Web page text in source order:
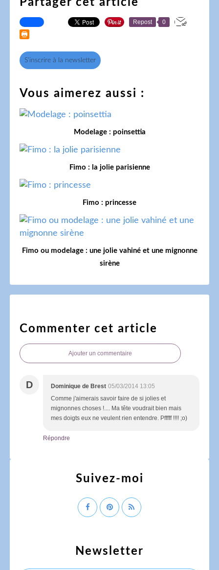
Repost 0
S'inscrire à la newsletter
Vous aimerez aussi :
Modelage : poinsettia
Fimo : la jolie parisienne
Fimo : princesse
Fimo ou modelage : une jolie vahiné et une mignonne
sirène
Commenter cet article
Ajouter un commentaire
D Dominique de Brest 05/03/2014 13:05
Comme j'aimerais savoir faire de si jolies et
mignonnes choses !.... Ma tête voudrait bien mais
mes doigts eux ne veulent rien entendre. Pfffff !!!! ;o)
Répondre
Newsletter
Suivez-moi